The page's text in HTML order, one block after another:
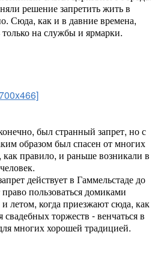
решение запретить жить в
Сюда, как и в давние времена,
на службы и ярмарки.
был странный запрет, но с
образом был спасен от многих
правило, и раньше возникали в
действует в Гаммельстаде до
пользоваться домиками
летом, когда приезжают сюда, как
торжеств - венчаться в
многих хорошей традицией.